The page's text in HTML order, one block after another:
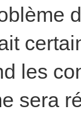
les
sera